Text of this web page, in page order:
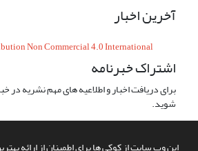
این وب سایت از کوکی ها برای اطمینان از ارائه
آخرین اخبار
Non Commercial 4.0 International
اشتراک خبرنامه
برای دریافت اخبار و اطلاعیه های مهم نشریه در
شوید.